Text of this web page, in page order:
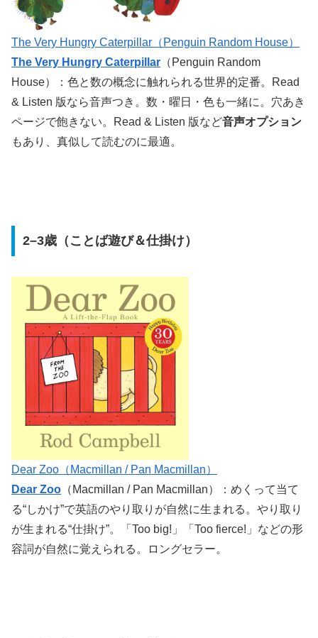
The Very Hungry Caterpillar（Penguin Random House）
The Very Hungry Caterpillar （Penguin Random
House）：色と数の概念に触れられる世界的定番。Read
& Listen 版なら音声つき。数・曜日・色も一緒に。穴あき
ページで飽きない。Read & Listen 版など音声オプション
もあり、真似して読むのに最適。
2–3歳（ことば遊び＆仕掛け）
Dear Zoo（Macmillan / Pan Macmillan）
Dear Zoo （Macmillan / Pan Macmillan）：めくって当て
る“しかけ”で英語のやり取りが自然に生まれる。やり取り
が生まれる“仕掛け”。「Too big!」「Too fierce!」などの形
容詞が自然に覚えられる。ロングセラー。